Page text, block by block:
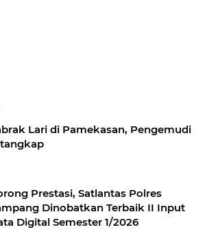
Lari di Pamekasan, Pengemudi
Prestasi, Satlantas Polres
Dinobatkan Terbaik II Input
Digital Semester 1/2026